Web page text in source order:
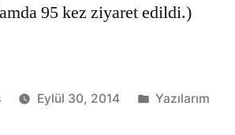
95 kez ziyaret edildi.)
Eylül 30, 2014 Kategori:
Yazılarım